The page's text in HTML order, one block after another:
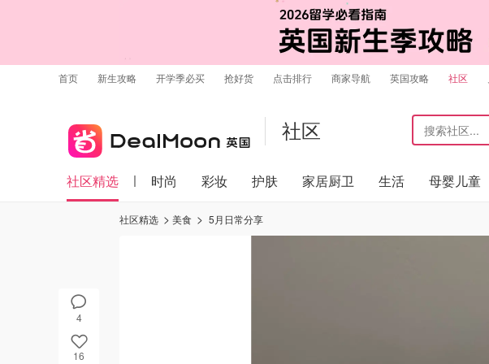
首页 新生攻略 开学季必买 抢好货 点击排行 商家导航 英国攻略 社区
社区
社区精选 时尚 彩妆 护肤 家居厨卫 生活 母婴儿童
4
16
社区精选 美食 5月日常分享